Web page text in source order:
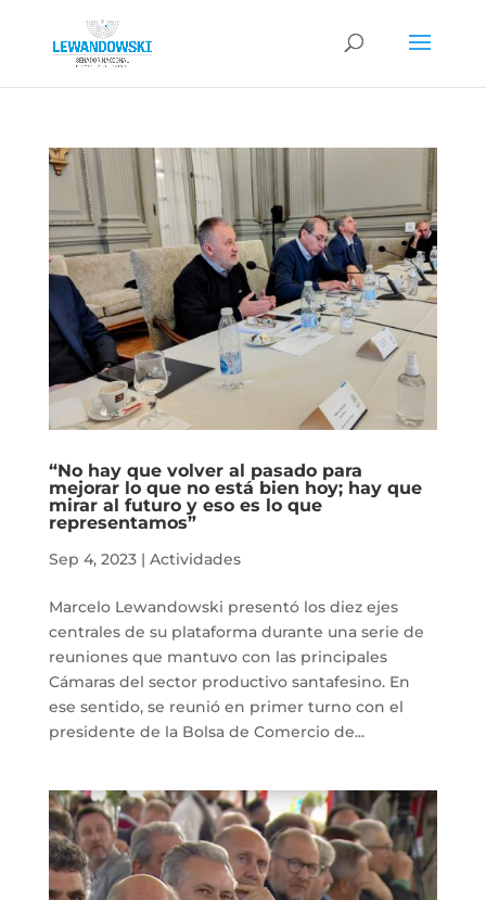
“No hay que volver al pasado para
mejorar lo que no está bien hoy; hay que
mirar al futuro y eso es lo que
representamos”
Sep 4, 2023| Actividades
Marcelo Lewandowski presentó los diez ejes
centrales de su plataforma durante una serie de
reuniones que mantuvo con las principales
Cámaras del sector productivo santafesino. En
ese sentido, se reunió en primer turno con el
presidente de la Bolsa de Comercio de...